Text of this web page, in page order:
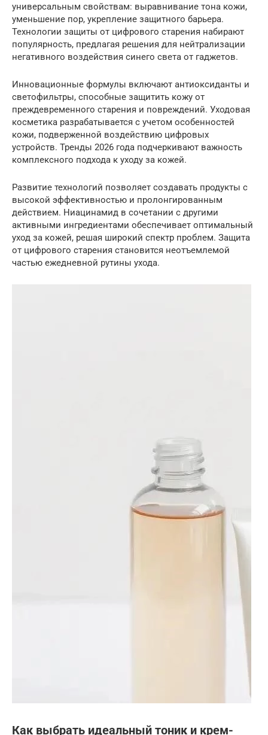
универсальным свойствам: выравнивание тона кожи,
уменьшение пор, укрепление защитного барьера.
Технологии защиты от цифрового старения набирают
популярность, предлагая решения для нейтрализации
негативного воздействия синего света от гаджетов.
Инновационные формулы включают антиоксиданты и
светофильтры, способные защитить кожу от
преждевременного старения и повреждений. Уходовая
косметика разрабатывается с учетом особенностей
кожи, подверженной воздействию цифровых
устройств. Тренды 2026 года подчеркивают важность
комплексного подхода к уходу за кожей.
Развитие технологий позволяет создавать продукты с
высокой эффективностью и пролонгированным
действием. Ниацинамид в сочетании с другими
активными ингредиентами обеспечивает оптимальный
уход за кожей, решая широкий спектр проблем. Защита
от цифрового старения становится неотъемлемой
частью ежедневной рутины ухода.
Как выбрать идеальный тоник и крем-